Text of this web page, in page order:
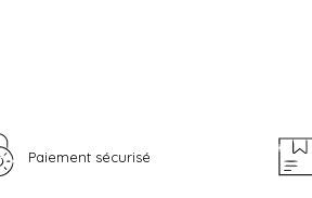
Paiement sécurisé